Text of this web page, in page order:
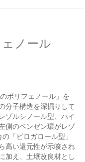
ノール
ポリフェノール」を
分子構造を深掘りして
ゾルシノール型、ハイ
側のベンゼン環がレゾ
「ピロガロール型」
高い還元性が示唆され
加え、土壌改良材とし